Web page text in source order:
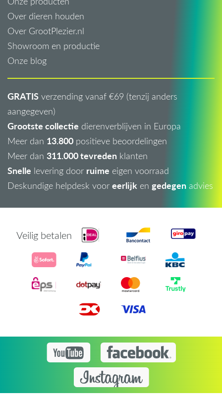
Over dieren houden
Over GrootPlezier.nl
Showroom en productie
Onze blog
GRATIS verzending vanaf €69 (tenzij anders
aangegeven)
Grootste collectie dierenverblijven in Europa
Meer dan 13.800 positieve beoordelingen
Meer dan 311.000 tevreden klanten
Snelle levering door ruime eigen voorraad
Deskundige helpdesk voor eerlijk en gedegen advies
Veilig betalen